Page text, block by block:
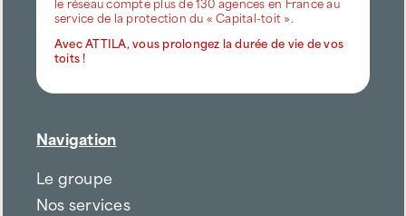
service de la protection du « Capital-toit ».
Avec ATTILA, vous prolongez la durée de vie de vos
toits !
Navigation
Le groupe
Nos services